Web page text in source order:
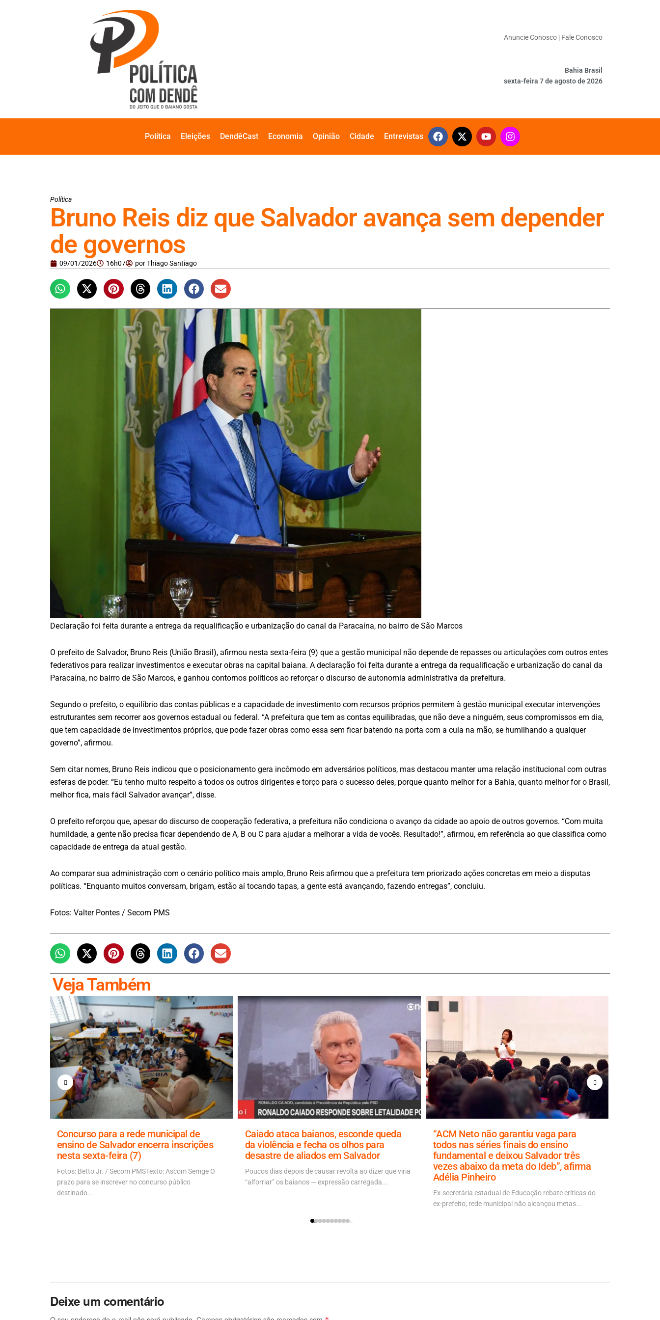
Anuncie Conosco | Fale Conosco
Bahia Brasil
sexta-feira 7 de agosto de 2026
Política Eleições DendêCast Economia Opinião Cidade Entrevistas
Política
Bruno Reis diz que Salvador avança sem depender
de governos
09/01/2026 16h07 porThiago Santiago
Declaração foi feita durante a entrega da requalificação e urbanização do canal da Paracaína, no bairro de São Marcos
O prefeito de Salvador, Bruno Reis (União Brasil), afirmou nesta sexta-feira (9) que a gestão municipal não depende de repasses ou articulações com outros entes
federativos para realizar investimentos e executar obras na capital baiana. A declaração foi feita durante a entrega da requalificação e urbanização do canal da
Paracaína, no bairro de São Marcos, e ganhou contornos políticos ao reforçar o discurso de autonomia administrativa da prefeitura.
Segundo o prefeito, o equilíbrio das contas públicas e a capacidade de investimento com recursos próprios permitem à gestão municipal executar intervenções
estruturantes sem recorrer aos governos estadual ou federal. “A prefeitura que tem as contas equilibradas, que não deve a ninguém, seus compromissos em dia,
que tem capacidade de investimentos próprios, que pode fazer obras como essa sem ficar batendo na porta com a cuia na mão, se humilhando a qualquer
governo”, afirmou.
Sem citar nomes, Bruno Reis indicou que o posicionamento gera incômodo em adversários políticos, mas destacou manter uma relação institucional com outras
esferas de poder. “Eu tenho muito respeito a todos os outros dirigentes e torço para o sucesso deles, porque quanto melhor for a Bahia, quanto melhor for o Brasil,
melhor fica, mais fácil Salvador avançar”, disse.
O prefeito reforçou que, apesar do discurso de cooperação federativa, a prefeitura não condiciona o avanço da cidade ao apoio de outros governos. “Com muita
humildade, a gente não precisa ficar dependendo de A, B ou C para ajudar a melhorar a vida de vocês. Resultado!”, afirmou, em referência ao que classifica como
capacidade de entrega da atual gestão.
Ao comparar sua administração com o cenário político mais amplo, Bruno Reis afirmou que a prefeitura tem priorizado ações concretas em meio a disputas
políticas. “Enquanto muitos conversam, brigam, estão aí tocando tapas, a gente está avançando, fazendo entregas”, concluiu.
Fotos: Valter Pontes / Secom PMS
Veja Também
Concurso para a rede municipal de
ensino de Salvador encerra inscrições
nesta sexta-feira (7)
Fotos: Betto Jr. / Secom PMSTexto: Ascom Semge O
prazo para se inscrever no concurso público
destinado...
Caiado ataca baianos, esconde queda
da violência e fecha os olhos para
desastre de aliados em Salvador
Poucos dias depois de causar revolta ao dizer que viria
“alforriar” os baianos — expressão carregada...
“ACM Neto não garantiu vaga para
todos nas séries finais do ensino
fundamental e deixou Salvador três
vezes abaixo da meta do Ideb”, afirma
Adélia Pinheiro
Ex-secretária estadual de Educação rebate críticas do
ex-prefeito; rede municipal não alcançou metas...
Deixe um comentário